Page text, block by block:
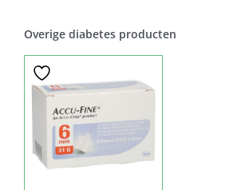
Overige diabetes producten